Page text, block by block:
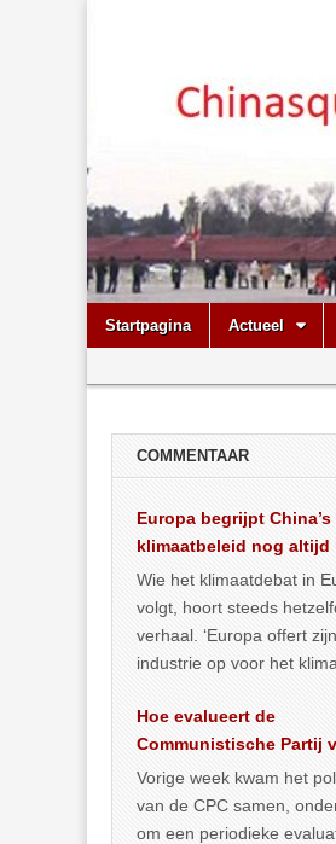
Main
menu
Skip
Startpagina Actueel
menu
COMMENTAAR
Europa begrijpt China’s
klimaatbeleid nog altijd
Wie het klimaatdebat in
volgt, hoort steeds
verhaal. ‘Europa offert zijn
industrie op voor het
vergroening… >> lees
Hoe evalueert de
Communistische Partij
China de economische
toestand?
Vorige week kwam het
van de CPC samen,
om een periodieke